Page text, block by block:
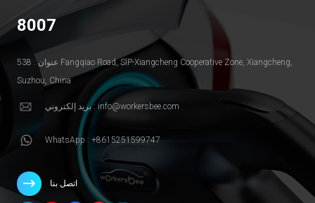
الحرارة ووزن الكابل
وبيئة عمل المُشغِّل هي
الموصلات المُبرَّدة
بالسائل الحرارة من
الكابل، مما يُبقي
للاستخدام ويضمن
استمرار الطاقة. يشرح
هذا الدليل متى يكون
التبديل مُناسبًا، وما الذي
8007
عنوان : 538 Fangqiao Road, SlP-Xiangcheng Cooperative Zone, Xiangcheng,
Suzhou, China
بريد إلكتروني : info@workersbee.com
WhatsApp : +8615251599747
اتصل بنا